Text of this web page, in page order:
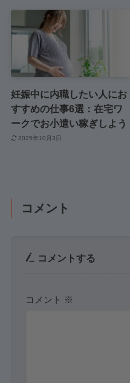
妊娠中に内職したい人にお
すすめの仕事6選：在宅ワ
ークでお小遣い稼ぎしよう
2025年10月3日
コメント
コメントする
コメント ※